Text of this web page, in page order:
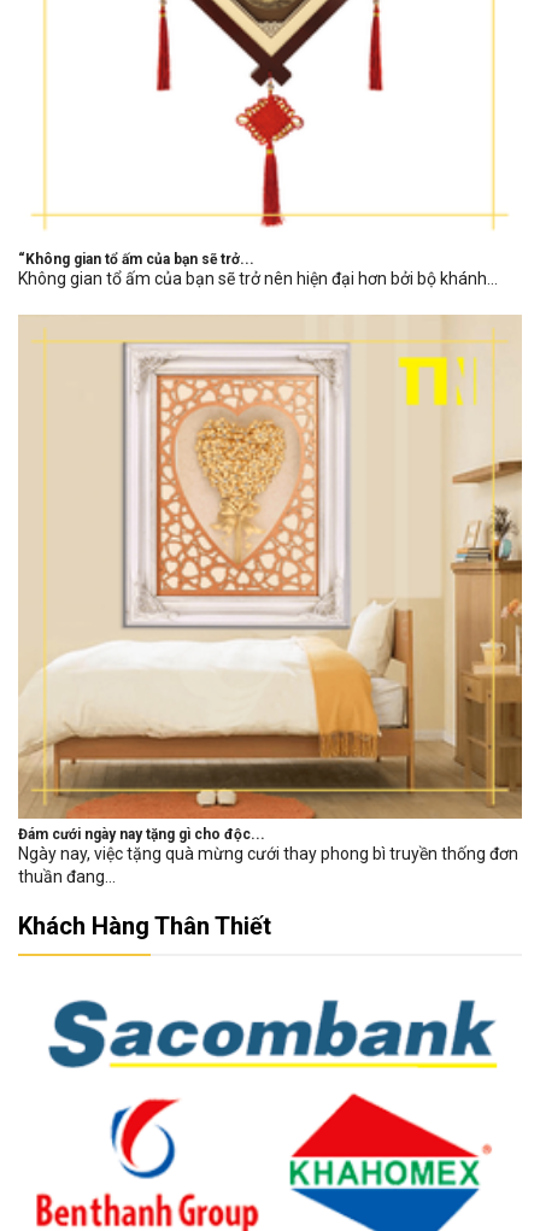
“Không gian tổ ấm của bạn sẽ trở...
Không gian tổ ấm của bạn sẽ trở nên hiện đại hơn bởi bộ khánh...
Đám cưới ngày nay tặng gì cho độc...
Ngày nay, việc tặng quà mừng cưới thay phong bì truyền thống đơn
thuần đang...
Khách Hàng Thân Thiết